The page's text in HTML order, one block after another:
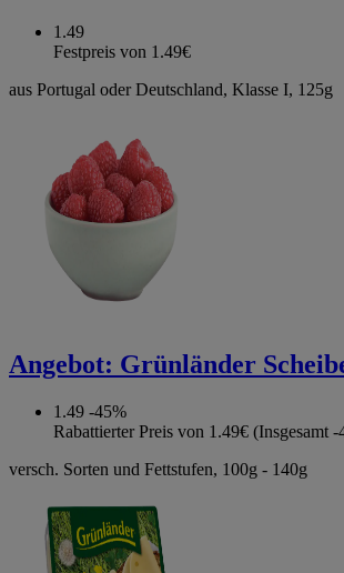
1.49
Festpreis von 1.49€
aus Portugal oder Deutschland, Klasse I, 125g
Angebot: Grünländer
1.49 -45%
Rabattierter Preis von 1.49€ (Insgesamt
versch. Sorten und Fettstufen, 100g - 140g